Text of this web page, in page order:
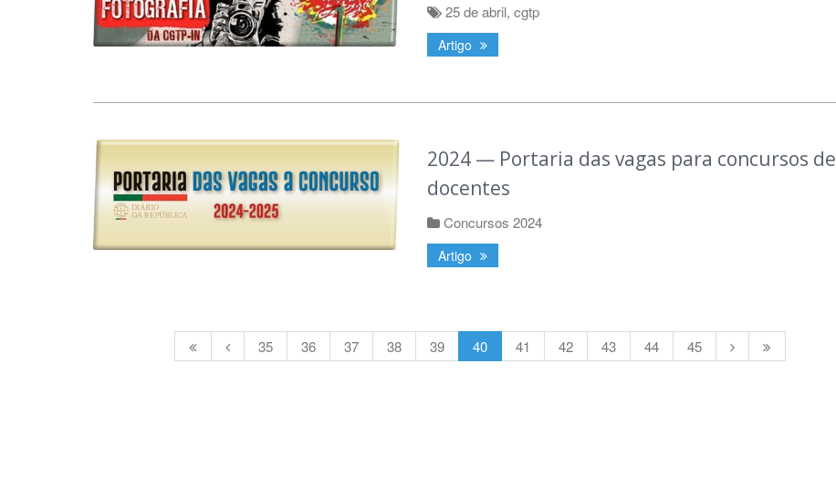
25 de abril, cgtp
Artigo
2024 — Portaria das vagas para concursos de
docentes
Concursos 2024
Artigo
35 36 37 38 39 40 41 42 43 44 45